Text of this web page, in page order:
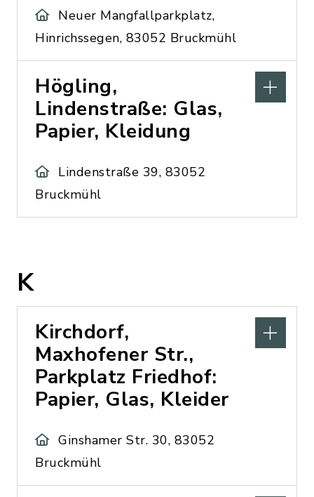
Neuer Mangfallparkplatz,
Hinrichssegen, 83052 Bruckmühl
Högling,
Lindenstraße: Glas,
Papier, Kleidung
Lindenstraße 39, 83052
Bruckmühl
K
Kirchdorf,
Maxhofener Str.,
Parkplatz Friedhof:
Papier, Glas, Kleider
Ginshamer Str. 30, 83052
Bruckmühl